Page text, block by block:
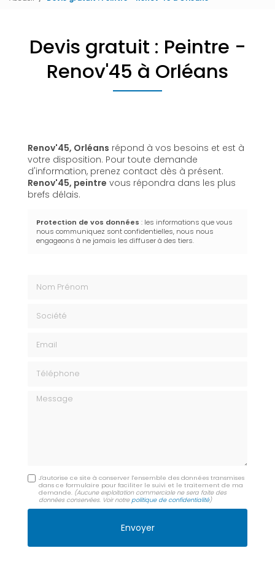
Devis gratuit : Peintre -
Renov'45 à Orléans
Renov'45, Orléans répond à vos besoins et est à
votre disposition. Pour toute demande
d'information, prenez contact dès à présent.
Renov'45, peintre vous répondra dans les plus
brefs délais.
Protection de vos données : les informations que vous
nous communiquez sont confidentielles, nous nous
engageons à ne jamais les diffuser à des tiers.
Message
J'autorise ce site à conserver l'ensemble des données transmises
dans ce formulaire pour faciliter le suivi et le traitement de ma
demande. (Aucune exploitation commerciale ne sera faite des
données conservées. Voir notre politique de confidentialité)